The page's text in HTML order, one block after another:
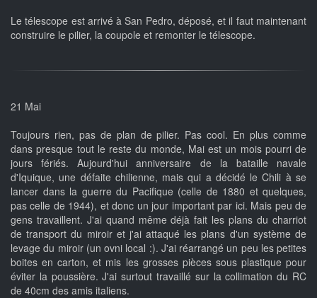
Le télescope est arrivé à San Pedro, déposé, et il faut maintenant
construire le pilier, la coupole et remonter le télescope.
21 Mai
Toujours rien, pas de plan de pilier. Pas cool. En plus comme
dans presque tout le reste du monde, Mai est un mois pourri de
jours fériés. Aujourd'hui anniversaire de la bataille navale
d'Iquique, une défaite chilienne, mais qui a décidé le Chili à se
lancer dans la guerre du Pacifique (celle de 1880 et quelques,
pas celle de 1944), et donc un jour important par ici. Mais peu de
gens travaillent. J'ai quand même déjà fait les plans du charriot
de transport du miroir et j'ai attaqué les plans d'un système de
levage du miroir (un ovni local :). J'ai réarrangé un peu les petites
boites en carton, et mis les grosses pièces sous plastique pour
éviter la poussière. J'ai surtout travaillé sur la collimation du RC
de 40cm des amis italiens.